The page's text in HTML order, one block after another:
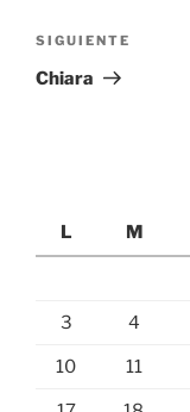
Siguiente
entrada
SIGUIENTE
Chiara
L
M
3 4
10 11